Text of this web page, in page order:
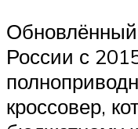
России с
кроссовер,